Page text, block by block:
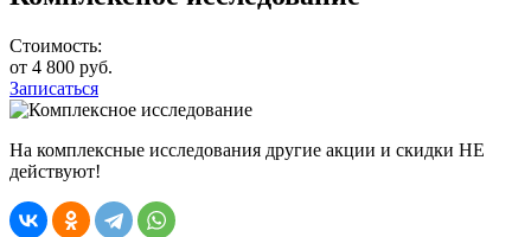
Стоимость:
от 4 800 руб.
Записаться
На комплексные исследования другие акции и скидки НЕ
действуют!